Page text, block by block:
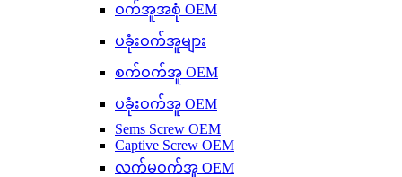
ဝက်အူအစုံ OEM
ပခုံးဝက်အူများ
စက်ဝက်အူ OEM
ပခုံးဝက်အူ OEM
Sems Screw OEM
Captive Screw OEM
လက်မဝက်အူ OEM